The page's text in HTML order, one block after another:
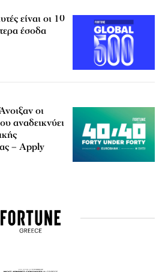
είναι οι 10
έσοδα
οι
αναδεικνύει
– Apply